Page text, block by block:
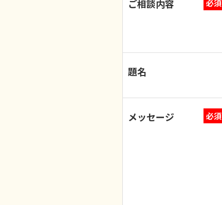
ご相談内容 必須
題名
メッセージ 必須